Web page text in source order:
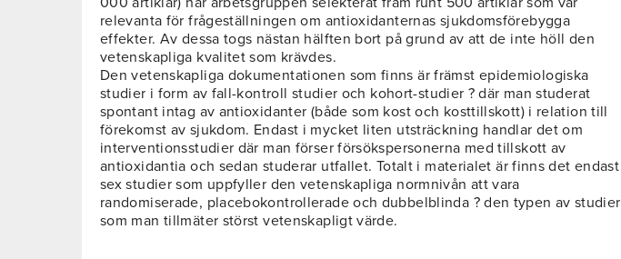
relevanta för frågeställningen om antioxidanternas sjukdomsförebygga
effekter. Av dessa togs nästan hälften bort på grund av att de inte höll den
vetenskapliga kvalitet som krävdes.
Den vetenskapliga dokumentationen som finns är främst epidemiologiska
studier i form av fall-kontroll studier och kohort-studier ? där man studerat
spontant intag av antioxidanter (både som kost och kosttillskott) i relation till
förekomst av sjukdom. Endast i mycket liten utsträckning handlar det om
interventionsstudier där man förser försökspersonerna med tillskott av
antioxidantia och sedan studerar utfallet. Totalt i materialet är finns det endast
sex studier som uppfyller den vetenskapliga normnivån att vara
randomiserade, placebokontrollerade och dubbelblinda ? den typen av studier
som man tillmäter störst vetenskapligt värde.